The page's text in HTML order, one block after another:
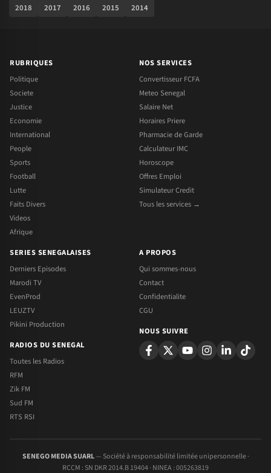
2018
2017 2016 2015 2014
RUBRIQUES
Politique
Societe
Justice
Economie
International
People
Sports
Football
Lutte
Faits Divers
Videos
Afrique
NOS SERVICES
Convertisseur FCFA
Meteo Senegal
Salaire Net
Horaires Priere
Pharmacie de Garde
Calculateur IMC
Horoscope
Offres Emploi
Simulateur Credit
Tous les services →
SERIES SENEGALAISES
Derniers Episodes
Marodi TV
EvenProd
LEUZTV
Pikini Production
RADIOS DU SENEGAL
Toutes les Radios
RFM
Zik FM
Sud FM
RTS RSI
A PROPOS
Qui sommes-nous
Contact
Confidentialite
CGU
NOUS SUIVRE
SENEGO MEDIA SUARL— Société à responsabilité limitée unipersonnelle ·
RCCM : SN DKR 2014.B 19404 · NINEA : 005263819